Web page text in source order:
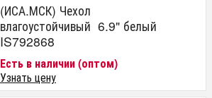
(ИСА.МСК) Чехол
влагоустойчивый 6.9" белый
IS792868
Есть в наличии (оптом)
Узнать цену